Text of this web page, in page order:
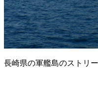
長崎県の軍艦島のストリ